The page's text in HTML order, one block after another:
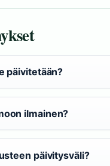
päivitetään?
ilmainen?
päivitysväli?